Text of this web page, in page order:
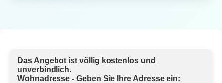
Das Angebot ist völlig kostenlos und
unverbindlich.
Wohnadresse - Geben Sie Ihre Adresse ein: